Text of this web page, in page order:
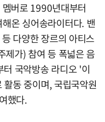
버로 1990년대부터
온 싱어송라이터다. 밴
다양한 장르의 아티스
제가) 참여 등 폭넓은 음
국악방송 라디오 '이
동 중이며, 국립국악원
했다.